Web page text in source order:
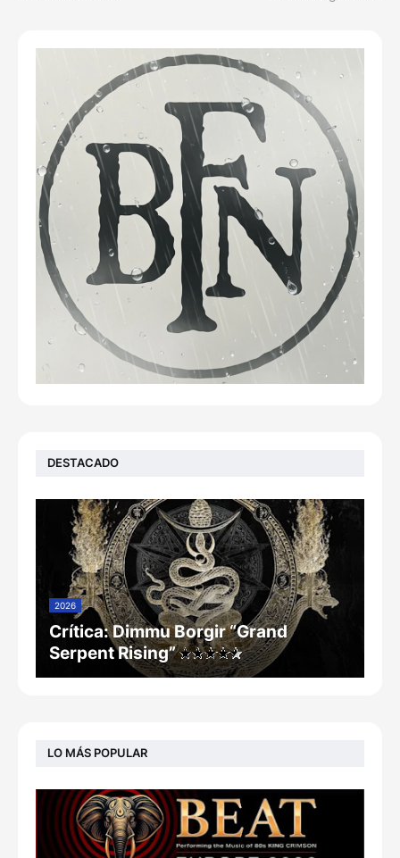
DESTACADO
2026
Crítica: Dimmu Borgir “Grand
Serpent Rising”
LO MÁS POPULAR